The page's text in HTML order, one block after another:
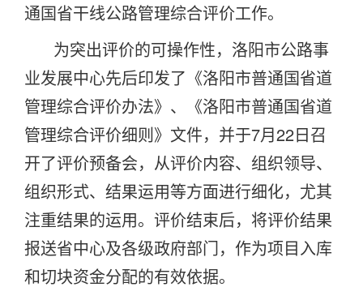
通国省干线公路管理综合评价工作。
为突出评价的可操作性，洛阳市公路事
业发展中心先后印发了《洛阳市普通国省道
管理综合评价办法》、《洛阳市普通国省道
管理综合评价细则》文件，并于7月22日召
开了评价预备会，从评价内容、组织领导、
组织形式、结果运用等方面进行细化，尤其
注重结果的运用。评价结束后，将评价结果
报送省中心及各级政府部门，作为项目入库
和切块资金分配的有效依据。